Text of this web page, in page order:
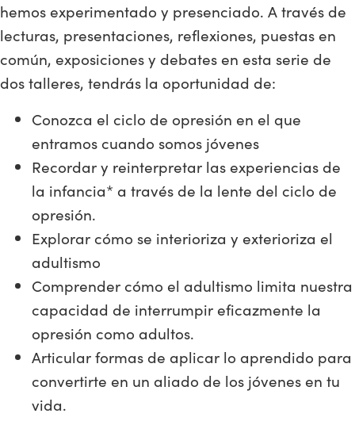
hemos experimentado y presenciado. A través de
lecturas, presentaciones, reflexiones, puestas en
común, exposiciones y debates en esta serie de
dos talleres, tendrás la oportunidad de:
Conozca el ciclo de opresión en el que
entramos cuando somos jóvenes
Recordar y reinterpretar las experiencias de
la infancia* a través de la lente del ciclo de
opresión.
Explorar cómo se interioriza y exterioriza el
adultismo
Comprender cómo el adultismo limita nuestra
capacidad de interrumpir eficazmente la
opresión como adultos.
Articular formas de aplicar lo aprendido para
convertirte en un aliado de los jóvenes en tu
vida.